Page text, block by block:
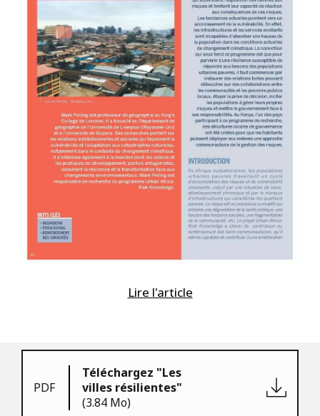
Lire l'article
PDF
Téléchargez "Les
villes résilientes"
(3.84 Mo)